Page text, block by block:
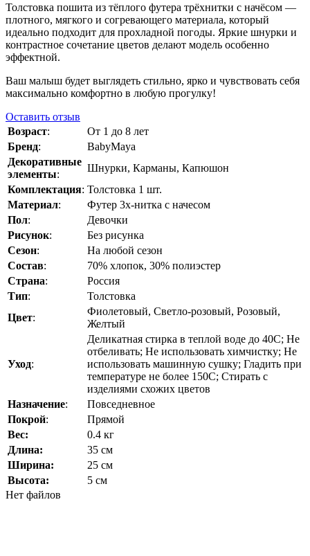
Толстовка пошита из тёплого футера трёхнитки с начёсом —
плотного, мягкого и согревающего материала, который
идеально подходит для прохладной погоды. Яркие шнурки и
контрастное сочетание цветов делают модель особенно
эффектной.
Ваш малыш будет выглядеть стильно, ярко и чувствовать себя
максимально комфортно в любую прогулку!
Оставить отзыв
Возраст:
От 1 до 8 лет
Бренд:
BabyMaya
Декоративные
элементы:
Шнурки, Карманы, Капюшон
Комплектация: Толстовка 1 шт.
Материал:
Футер 3х-нитка с начесом
Пол:
Девочки
Рисунок:
Без рисунка
Сезон:
На любой сезон
Состав:
70% хлопок, 30% полиэстер
Страна:
Россия
Тип:
Толстовка
Цвет:
Фиолетовый, Светло-розовый, Розовый,
Желтый
Уход:
Деликатная стирка в теплой воде до 40C; Не
отбеливать; Не использовать химчистку; Не
использовать машинную сушку; Гладить при
температуре не более 150C; Стирать с
изделиями схожих цветов
Назначение:
Повседневное
Покрой:
Прямой
Вес:
0.4 кг
Длина:
35 см
Ширина:
25 см
Высота:
5 см
Нет файлов